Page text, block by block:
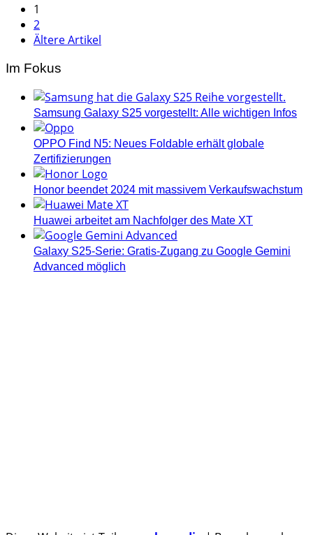
Seitennummerierung
der
Beiträge
1
2
Ältere Artikel
Im Fokus
Samsung Galaxy S25 vorgestellt: Alle wichtigen Infos
OPPO Find N5: Neues Foldable erhält globale
Zertifizierungen
Honor beendet 2024 mit massivem Verkaufswachstum
Huawei arbeitet am Nachfolger des Mate XT
Galaxy S25-Serie: Gratis-Zugang zu Google Gemini
Advanced möglich